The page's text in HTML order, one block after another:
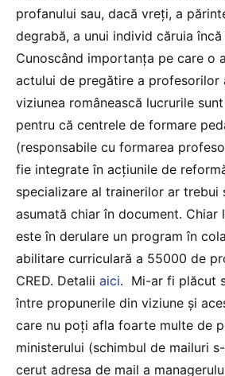
profanului sau, dacă vreți, a
degrabă, a unui individ căruia
Cunoscând importanța pe care o
actului de pregătire a profesorilor
viziunea românească lucrurile
pentru că centrele de formare
(responsabile cu formarea
fie integrate în acțiunile de
specializare al trainerilor ar trebui
asumată chiar în document. Chiar
este în derulare un program în
abilitare curriculară a 55000 de
CRED. Detalii aici. Mi-ar fi plăcut
între propunerile din viziune și
care nu poți afla foarte multe de
ministerului (schimbul de mailuri
cerut adresa de mail a